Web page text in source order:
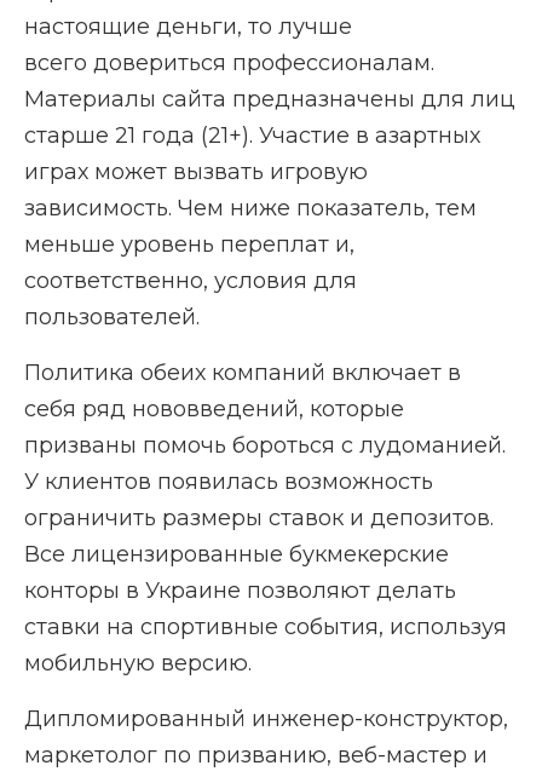
настоящие деньги, то лучше
всего довериться профессионалам.
Материалы сайта предназначены для лиц
старше 21 года (21+). Участие в азартных
играх может вызвать игровую
зависимость. Чем ниже показатель, тем
меньше уровень переплат и,
соответственно, условия для
пользователей.
Политика обеих компаний включает в
себя ряд нововведений, которые
призваны помочь бороться с лудоманией.
У клиентов появилась возможность
ограничить размеры ставок и депозитов.
Все лицензированные букмекерские
конторы в Украине позволяют делать
ставки на спортивные события, используя
мобильную версию.
Дипломированный инженер-конструктор,
маркетолог по призванию, веб-мастер и